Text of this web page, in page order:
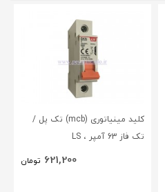
کلید مینیاتوری (mcb) تک پل /
تک فاز 63 آمپر ، LS
621,200 تومان